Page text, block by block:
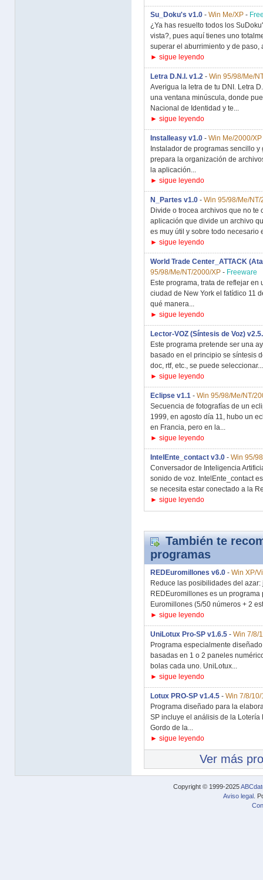
Su_Doku's v1.0 - Win Me/XP -
¿Ya has resuelto todos los
vista?, pues aquí tienes uno
superar el aburrimiento y de paso,
► sigue leyendo
Letra D.N.I. v1.2 - Win 95/98/Me/
Averigua la letra de tu DNI. Letra
una ventana minúscula, donde
Nacional de Identidad y te...
► sigue leyendo
Installeasy v1.0 - Win Me/2000/XP
Instalador de programas sencillo
prepara la organización de
la aplicación...
► sigue leyendo
N_Partes v1.0 - Win 95/98/Me/NT/
Divide o trocea archivos que no
aplicación que divide un archivo
es muy útil y sobre todo necesario
► sigue leyendo
World Trade Center_ATTACK
95/98/Me/NT/2000/XP - Freeware
Este programa, trata de reflejar
ciudad de New York el fatídico 11
qué manera...
► sigue leyendo
Lector-VOZ (Síntesis de Voz)
Este programa pretende ser una
basado en el principio se síntesis
doc, rtf, etc., se puede seleccionar...
► sigue leyendo
Eclipse v1.1 - Win 95/98/Me/NT/
Secuencia de fotografías de un
1999, en agosto día 11, hubo un
en Francia, pero en la...
► sigue leyendo
IntelEnte_contact v3.0 - Win 95/
Conversador de Inteligencia
sonido de voz. IntelEnte_contact
se necesita estar conectado a la
► sigue leyendo
También te
programas
REDEuromillones v6.0 - Win XP/
Reduce las posibilidades del
REDEuromillones es un
Euromillones (5/50 números + 2
► sigue leyendo
UniLotux Pro-SP v1.6.5 - Win 7/8/
Programa especialmente
basadas en 1 o 2 paneles
bolas cada uno. UniLotux...
► sigue leyendo
Lotux PRO-SP v1.4.5 - Win 7/8/10/
Programa diseñado para la
SP incluye el análisis de la Lotería
Gordo de la...
► sigue leyendo
Ver más
Copyright © 1999-2025
Aviso legal .